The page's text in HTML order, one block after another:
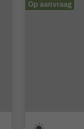
Op aanvraag